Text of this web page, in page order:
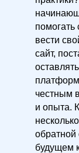
вести
сайт,
честным
и опыта.
обратной
будущем